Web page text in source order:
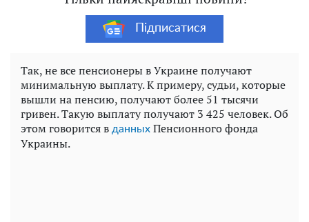
Підписатися
Так, не все пенсионеры в Украине получают
минимальную выплату. К примеру, судьи, которые
вышли на пенсию, получают более 51 тысячи
гривен. Такую выплату получают 3 425 человек. Об
этом говорится в данных Пенсионного фонда
Украины.